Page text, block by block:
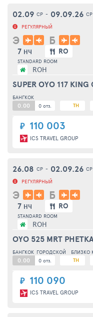
₽ 110 003
ICS TRAVEL GROUP
02.09 СР - 09.09.26 СР
РЕГУЛЯРНЫЙ
Э Б
7 НЧ RO
STANDARD ROOM
ROH
SUPER OYO 117
БАНГКОК
0.00 0 отз. TH
₽ 110 090
ICS TRAVEL GROUP
26.08 СР - 02.09.26 СР
РЕГУЛЯРНЫЙ
Э Б
7 НЧ RO
STANDARD ROOM
ROH
OYO 525 MRT
БАНГКОК ГОРОДСКОЙ БЛИЗКО
0.00 0 отз. TH